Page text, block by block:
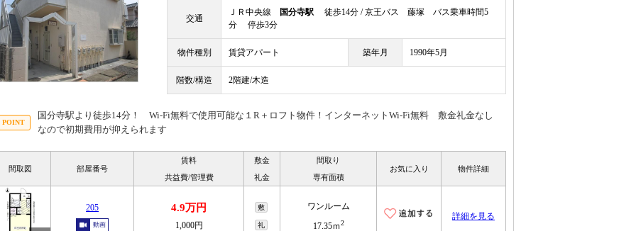
交通
ＪＲ中央線 国分寺駅 徒歩14分 / 京王バス 藤塚 バス乗車時間5
分 停歩3分
物件種別 賃貸アパート 築年月 1990年5月
階数/構造 2階建/木造
国分寺駅より徒歩14分！ Wi-Fi無料で使用可能な１R＋ロフト物件！インターネットWi-Fi無料 敷金礼金なし
なので初期費用が抑えられます
間取図 部屋番号
賃料
共益費/管理費
敷金
礼金
間取り
専有面積
お気に入り 物件詳細
205
動画
4.9万円
1,000円
敷
礼
ワンルーム
17.35ｍ2
詳細を見る